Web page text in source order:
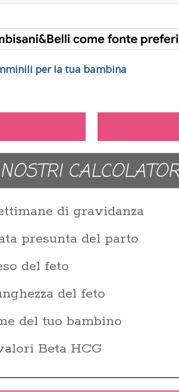
per la tua bambina
di gravidanza
presunta del parto
del feto
del feto
del tuo bambino
Beta HCG